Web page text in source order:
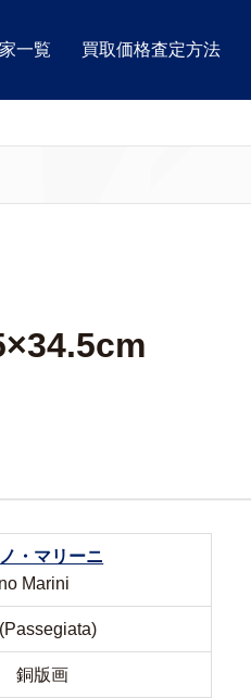
一覧 買取価格査定方法
・マリーニ
Marini
銅版画